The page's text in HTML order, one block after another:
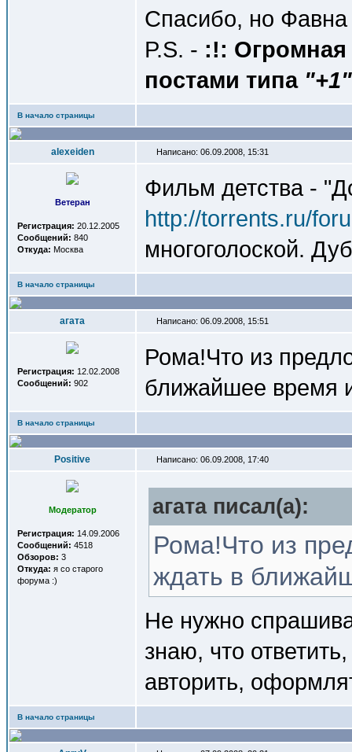
Спасибо, но Фавна
P.S. - :!: Огромная
постами типа "+1"
В начало страницы
alexeiden Написано: 06.09.2008, 15:31
Ветеран
Регистрация: 20.12.2005
Сообщений: 840
Откуда: Москва
Фильм детства -
http://torrents.ru/
многоголоской.
В начало страницы
агата Написано: 06.09.2008, 15:51
Регистрация: 12.02.2008
Сообщений: 902
Рома!Что из
ближайшее время
В начало страницы
Positive Написано: 06.09.2008, 17:40
Модератор
Регистрация: 14.09.2006
Сообщений: 4518
Обзоров: 3
Откуда: я со старого
форума :)
агата писал(a):
Рома!Что из
ждать в
Не нужно
знаю, что
авторить,
В начало страницы